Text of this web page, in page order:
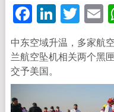
中东空域升温，多家航
兰航空坠机相关两个黑
交予美国。